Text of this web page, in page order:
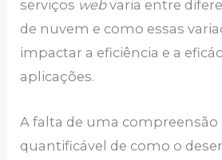
serviços webvaria entre
de nuvem e como essas
impactar a eficiência e a
aplicações.
A falta de uma compreensão
quantificável de como o